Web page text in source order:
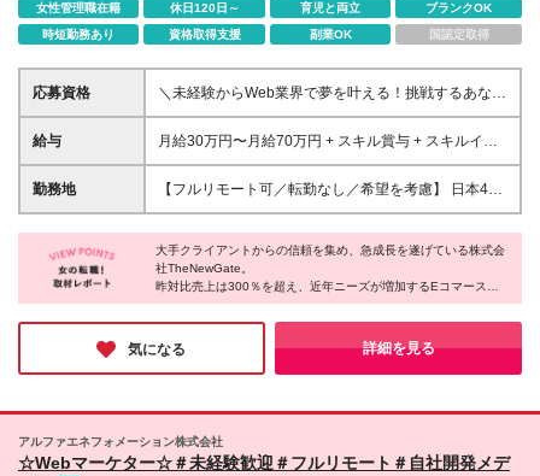
女性管理職在籍
休日120日～ 育児と両立
ブランクOK
時短勤務あり
資格取得支援 副業OK 国認定取得
応募資格
＼未経験からWeb業界で夢を叶える！挑戦するあなた
を全力サポート／ ★学歴・経験不問！ ★未経験・ク
リエイティブ系スクール卒業生・第二新卒歓迎！ ★
『PCに触ったことがない…』 という未経験の方も安
心してご応募ください！ IT人財として着実に成長でき
します！（担当プロジェクト、給与面は応相談） ＜
以下に１つでも当てはまる方は、大歓迎！＞ ・ITや
Webに興味がある方 ・手に職をつけたい方 ・英語を
使い、グローバルに活躍したい ・未経験だけど新し
いことに挑戦したい ・教育制度が整っている環境で
働きたい ・自分をレベルアップさせたい ・地方を盛
り上げたい方 《当社ならではの魅力》 ＃未経験大歓
クトにより異なる） ＃世界に通用する自社内開発サ
ービスあり ＃スマホアプリに携わるチャンスも！ ＃
プラスαの技術を身につけて、マルチに活躍できる自
給与
月給30万円〜月給70万円 + スキル賞与 + スキルイン
センティブ ※研修期間は有期雇用契約社員 ※プロジェ
クトによって異なる ※上記には(固定残業代
す。 東京エリア:月給21.3万円～ 大阪・愛知エリア:月
給20.5万円〜 その他エリア:月給20万円〜 ＼経験者の
方は優遇します★／ 月給35万円~月給70万円 + スキ
勤務地
【フルリモート可／転勤なし／希望を考慮】 日本47
都道府県、どこでも就業可能！ (東京支社、群馬本
社、北海道支社、宮城支社、愛知支社、大阪支社、福
岡支社、千葉支店、神奈川支店、茨城支店、新潟支
店、長野支店、石川支店、静岡支店、京都支店、兵庫
支店、広島支店、愛媛支店、熊本支店、沖縄支店、ま
たは各拠点近郊のプロジェクト先) ★リモートワーク
実施中（プロジェクトによる） ※一部フルリモートあ
り ★Ｕ＆Ｉターン歓迎 ★転居を伴う転勤なし ★受動
大手クライアントからの信頼を集め、急成長を遂げている株式会
社TheNewGate。
昨対比売上は300％を超え、近年ニーズが増加するEコマース分
野でのARやAIなど、先端技術にも果敢にチャレンジするベンチャ
ー企業。
『デザイナーになるだけではなく、先進的な部分に飛び込んで欲
しい』という代表の言葉通り、スキルUPのサポートが充実してい
る。基礎が身につく平均10ヶ月のカリキュラム、その後のキャリ
気になる 詳細を見る
アルファエネフォメーション株式会社
☆Webマーケター☆＃未経験歓迎＃フルリモート＃自社開発メデ